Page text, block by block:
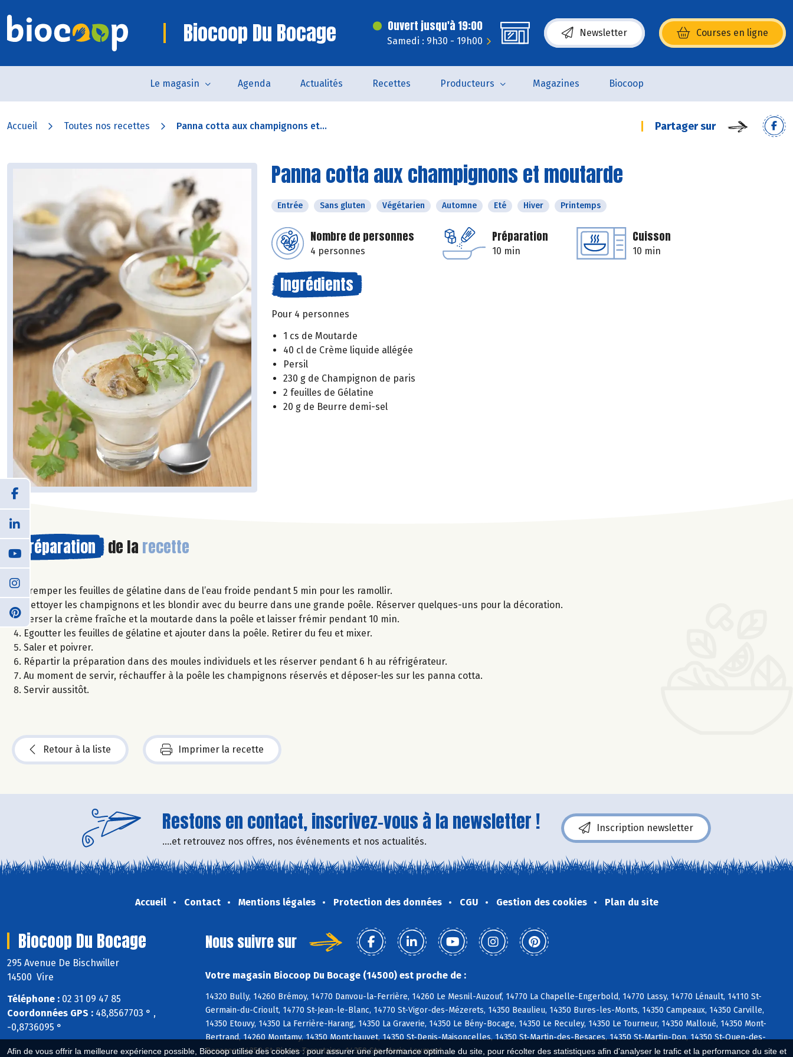
Afin de vous offrir la meilleure expérience possible, Biocoop utilise des cookies : pour assurer une performance optimale du site, pour récolter des statistiques afin d'analyser le trafic et la performance du site et
Biocoop Du Bocage Ouvert jusqu'à 19:00
Samedi : 9h30 - 19h00
Newsletter Courses en ligne
(s’ouvre dans une nouvelle fenêtre)
Le magasin Agenda Actualités Recettes Producteurs Magazines Biocoop
Accueil Toutes nos recettes Panna cotta aux champignons et... Partager sur
Panna cotta aux champignons et moutarde
Entrée Sans gluten Végétarien Automne Eté Hiver Printemps
Nombre de personnes
4 personnes
Préparation
10 min
Cuisson
10 min
Ingrédients
Pour 4 personnes
1 cs de Moutarde
40 cl de Crème liquide allégée
Persil
230 g de Champignon de paris
2 feuilles de Gélatine
20 g de Beurre demi-sel
Préparation de la recette
Tremper les feuilles de gélatine dans de l’eau froide pendant 5 min pour les ramollir.
Nettoyer les champignons et les blondir avec du beurre dans une grande poêle. Réserver quelques-uns pour la décoration.
Verser la crème fraîche et la moutarde dans la poêle et laisser frémir pendant 10 min.
Egoutter les feuilles de gélatine et ajouter dans la poêle. Retirer du feu et mixer.
Saler et poivrer.
Répartir la préparation dans des moules individuels et les réserver pendant 6 h au réfrigérateur.
Au moment de servir, réchauffer à la poêle les champignons réservés et déposer-les sur les panna cotta.
Servir aussitôt.
Retour à la liste Imprimer la recette
Restons en contact, inscrivez-vous à la newsletter !
....et retrouvez nos offres, nos événements et nos actualités.
Inscription newsletter
Accueil Contact Mentions légales Protection des données CGU Gestion des cookies Plan du site
Biocoop Du Bocage
295 Avenue De Bischwiller
14500 Vire
Téléphone : 02 31 09 47 85
Coordonnées GPS : 48,8567703 ° ,
-0,8736095 °
Nous suivre sur
Votre magasin Biocoop Du Bocage (14500) est proche de :
14320 Bully, 14260 Brémoy, 14770 Danvou-la-Ferrière, 14260 Le Mesnil-Auzouf, 14770 La Chapelle-Engerbold, 14770 Lassy, 14770 Lénault, 14110 St-
Germain-du-Crioult, 14770 St-Jean-le-Blanc, 14770 St-Vigor-des-Mézerets, 14350 Beaulieu, 14350 Bures-les-Monts, 14350 Campeaux, 14350 Carville,
14350 Etouvy, 14350 La Ferrière-Harang, 14350 La Graverie, 14350 Le Bény-Bocage, 14350 Le Reculey, 14350 Le Tourneur, 14350 Malloué, 14350 Mont-
Bertrand, 14260 Montamy, 14350 Montchauvet, 14350 St-Denis-Maisoncelles, 14350 St-Martin-des-Besaces, 14350 St-Martin-Don, 14350 St-Ouen-des-
Besaces, 14350 St-Pierre-Tarentaine, 14350 Ste-Marie-Laumont